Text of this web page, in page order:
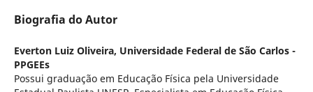
Biografia do Autor
Everton Luiz Oliveira, Universidade Federal de São Carlos -
PPGEEs
Possui graduação em Educação Física pela Universidade